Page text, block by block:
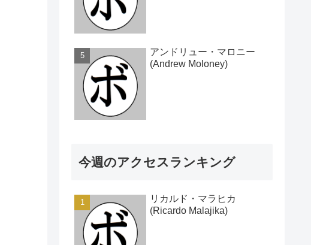
アンドリュー・マロニー
(Andrew Moloney)
今週のアクセスランキング
リカルド・マラヒカ
(Ricardo Malajika)